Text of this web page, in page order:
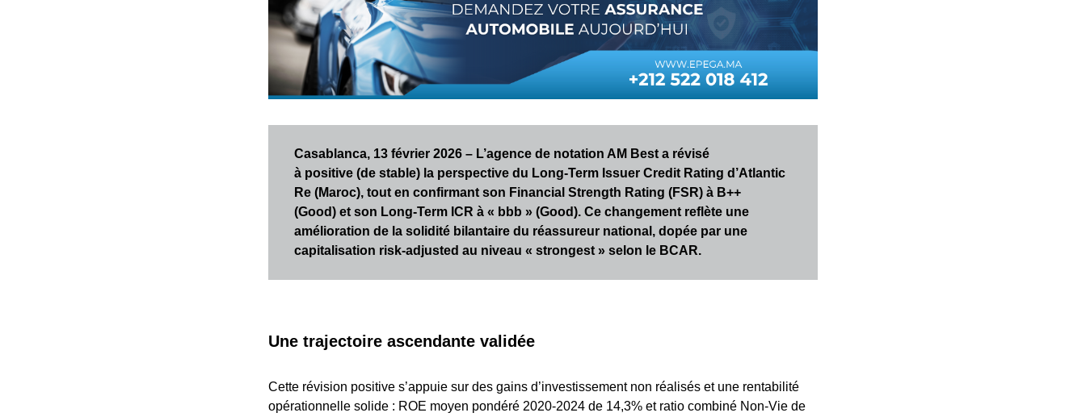
Casablanca, 13 février 2026 – L’agence de notation AM Best a révisé
à positive (de stable) la perspective du Long-Term Issuer Credit Rating d’Atlantic
Re (Maroc), tout en confirmant son Financial Strength Rating (FSR) à B++
(Good) et son Long-Term ICR à « bbb » (Good). Ce changement reflète une
amélioration de la solidité bilantaire du réassureur national, dopée par une
capitalisation risk-adjusted au niveau « strongest » selon le BCAR.
Une trajectoire ascendante validée
Cette révision positive s’appuie sur des gains d’investissement non réalisés et une rentabilité
opérationnelle solide : ROE moyen pondéré 2020-2024 de 14,3% et ratio combiné Non-Vie de